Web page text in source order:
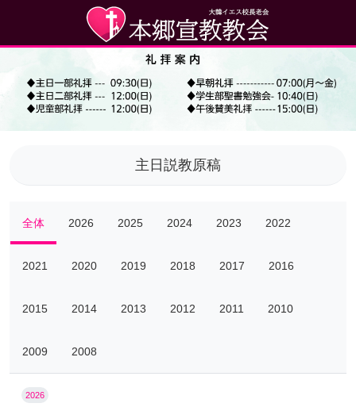
主日説教原稿
全体 2026 2025 2024 2023 2022
2021 2020 2019 2018 2017 2016
2015 2014 2013 2012 2011 2010
2009 2008
2026